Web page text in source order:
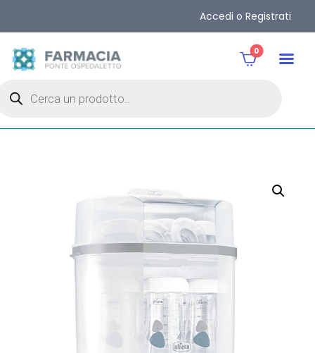
Accedi o Registrati
0